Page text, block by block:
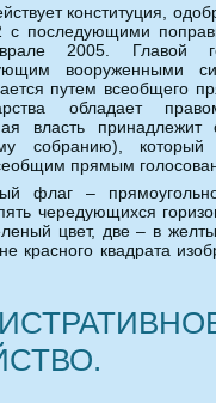
конституция,
с последующими
2005. Главой
вооруженными
путем всеобщего
обладает
власть
собранию),
прямым
флаг –
чередующихся
цвет, две – в
красного квадрата